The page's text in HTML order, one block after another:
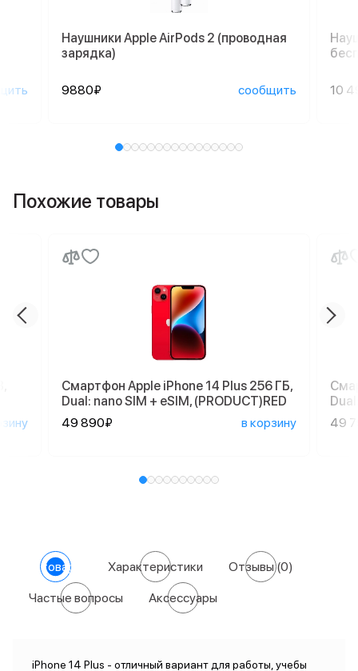
Наушники Apple AirPods 2 (проводная
зарядка)
9880₽ сообщить 10
Похожие товары
Смартфон Apple iPhone 14 Plus 256 ГБ,
Dual: nano SIM + eSIM, (PRODUCT)RED
49 890₽
в корзину
49
О товаре Характеристики Отзывы(0)
Частые вопросы Аксессуары
iPhone 14 Plus - отличный вариант для работы, учебы